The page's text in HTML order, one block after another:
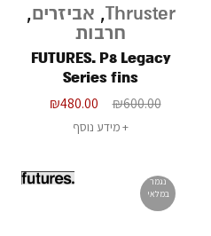
Thruster
, אביזרים,
חרבות
FUTURES. P8 Legacy
Series fins
₪600.00
₪480.00
מידע נוסף
נגמר
במלאי